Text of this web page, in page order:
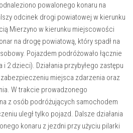
powalonego konaru na
odcinek drogi powiatowej w kierunku
Mierzyno w kierunku miejscowości
na drogę powiatową, który spadł na
Pojazdem podróżowało łącznie
2 dzieci). Działania przybyłego zastępu
zabezpieczeniu miejsca zdarzenia oraz
W trakcie prowadzonego
z osób podróżujących samochodem
uległ tylko pojazd. Dalsze działania
konaru z jezdni przy użyciu pilarki